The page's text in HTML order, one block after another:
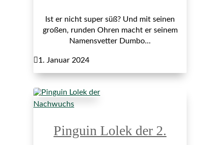
Ist er nicht super süß? Und mit seinen
großen, runden Ohren macht er seinem
Namensvetter Dumbo...
1. Januar 2024
Nachwuchs
Pinguin Lolek der 2.